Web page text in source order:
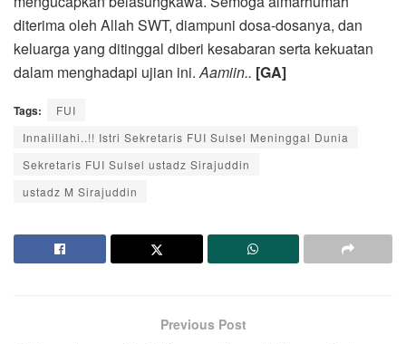
diterima oleh Allah SWT, diampuni dosa-dosanya, dan
keluarga yang ditinggal diberi kesabaran serta kekuatan
dalam menghadapi ujian ini.Aamiin.. [GA]
Tags:
FUI
Innalillahi..!! Istri Sekretaris FUI Sulsel Meninggal Dunia
Sekretaris FUI Sulsel ustadz Sirajuddin
ustadz M Sirajuddin
Previous Post